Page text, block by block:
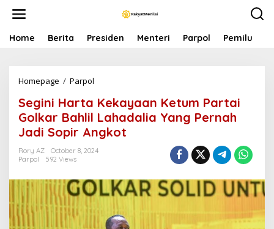
Home Berita Presiden Menteri Parpol Pemilu
Homepage / Parpol
g
n
i
H
t
a
K
e
Segini Harta Kekayaan Ketum Partai
Golkar Bahlil Lahadalia Yang Pernah
Jadi Sopir Angkot
Rory AZ
October 8, 2024
Parpol
592 Views